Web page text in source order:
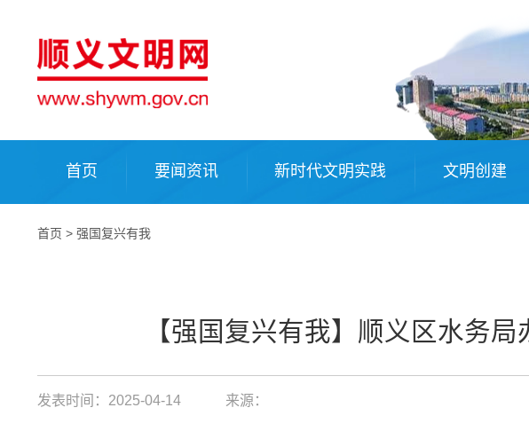
首页 要闻资讯 新时代文明实践 文明创建
首页 > 强国复兴有我
【强国复兴有我】顺义区水务
发表时间：2025-04-14 来源：